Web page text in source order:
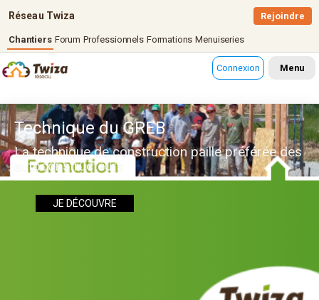
Réseau Twiza
Chantiers Forum Professionnels Formations Menuiseries
Rejoindre
Connexion Menu
Technique du GREB
La technique de construction paille préférée des
autoconstructeurs
JE DÉCOUVRE